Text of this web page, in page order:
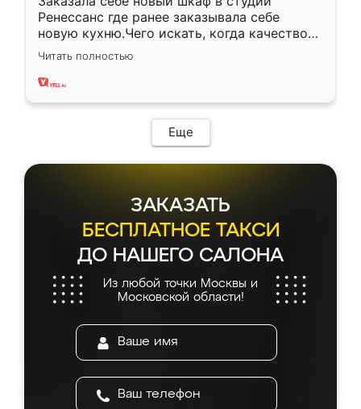
Ренессанс где ранее заказывала себе
новую кухню.Чего искать, когда качеством
вполне довольна. Служит кухня уже почти
два года, нареканий нет.
Читать полностью
Еще
ЗАКАЗАТЬ
БЕСПЛАТНОЕ ТАКСИ
ДО НАШЕГО САЛОНА
Из любой точки Москвы и
Московской области!